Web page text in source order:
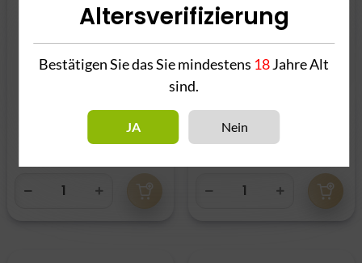
2er Pack - Kiwi
Passionfruit Guava
9,90 €*
Lemon
7,90 €
Altersverifizierung
Bestätigen Sie das Sie mindestens 18Jahre Alt
sind.
JA Nein